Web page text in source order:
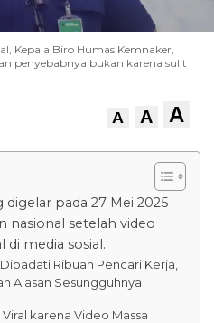
Kepala Biro Humas Kemnaker,
penyebabnya bukan karena sulit
A A A
pada 27 Mei 2025
nasional setelah video
di media sosial.
Ribuan Pencari Kerja,
Alasan Sesungguhnya
karena Video Massa